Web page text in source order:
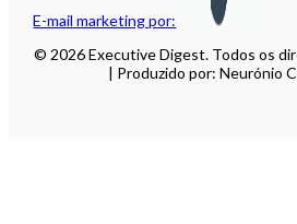
E-mail marketing por:
© 2026 Executive Digest. Todos os
| Produzido por: Neurónio